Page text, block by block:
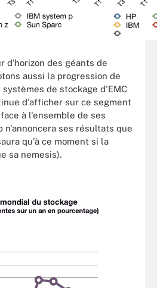
d'horizon des géants de
aussi la progression de
systèmes de stockage d'EMC
d'afficher sur ce segment
à l'ensemble de ses
n'annoncera ses résultats que
qu'à ce moment si la
sa nemesis).